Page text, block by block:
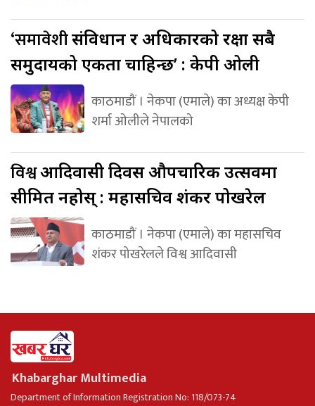
‘समावेशीसंविधान र अधिकारको रक्षा सबै
समुदायको एकता चाहिन्छ’ : केपी ओली
काठमाडौं । नेकपा (एमाले) का अध्यक्ष केपी
शर्मा ओलीले नेपालको
विश्वआदिवासी दिवस औपचारिक उत्सवमा
सीमित नहोस् : महासचिव शंकर पोखरेल
काठमाडौं । नेकपा (एमाले) का महासचिव
शंकर पोखरेलले विश्व आदिवासी
Khabarghar Multimedia
Department of Information Registration No: 118/073-74